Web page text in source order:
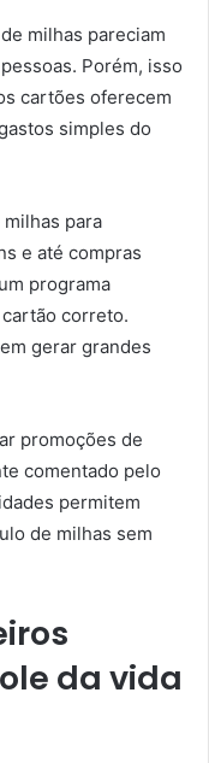
milhas pareciam
Porém, isso
cartões oferecem
simples do
para
e até compras
programa
correto.
gerar grandes
promoções de
comentado pelo
permitem
de milhas sem
da vida